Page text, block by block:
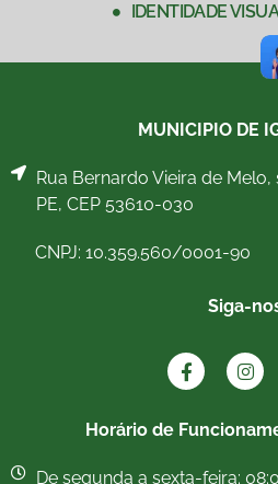
IDENTIDADE
MUNICIPIO DE
Rua Bernardo Vieira de
PE, CEP 53610-030
CNPJ: 10.359.560/0001-90
Siga-
Horário de
De segunda a sexta-feira: